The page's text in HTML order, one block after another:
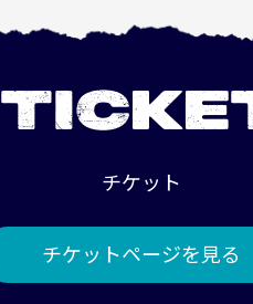
チケット
チケットページを見る